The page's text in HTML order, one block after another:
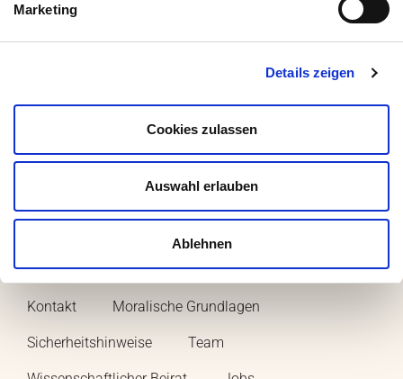
Marketing
Details zeigen
Cookies zulassen
Auswahl erlauben
Ablehnen
Plasmazellen sind Teil der humoralen Immunantwort,
Menü
Kontakt Moralische Grundlagen
Sicherheitshinweise Team